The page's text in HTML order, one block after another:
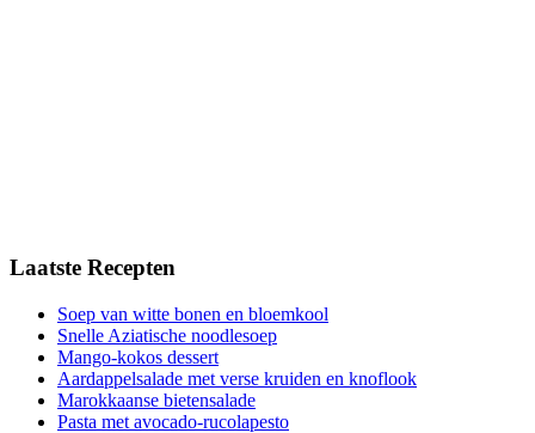
Laatste Recepten
Soep van witte bonen en bloemkool
Snelle Aziatische noodlesoep
Mango-kokos dessert
Aardappelsalade met verse kruiden en knoflook
Marokkaanse bietensalade
Pasta met avocado-rucolapesto